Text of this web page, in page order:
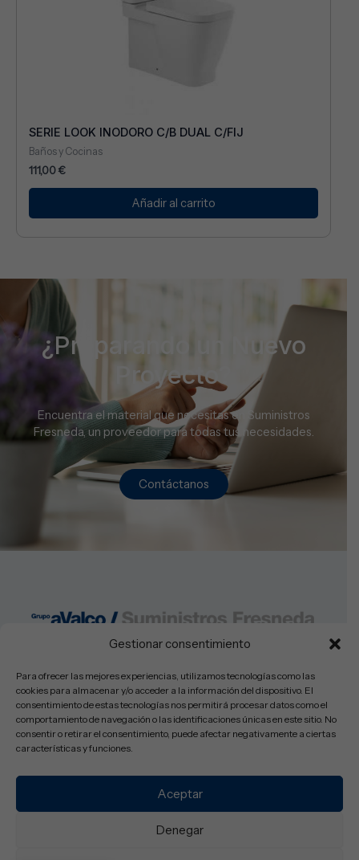
Gestionar consentimiento
Para ofrecer las mejores experiencias, utilizamos tecnologías como las
cookies para almacenar y/o acceder a la información del dispositivo. El
consentimiento de estas tecnologías nos permitirá procesar datos como el
comportamiento de navegación o las identificaciones únicas en este sitio. No
consentir o retirar el consentimiento, puede afectar negativamente a ciertas
características y funciones.
Aceptar
Denegar
SERIE LOOK INODORO C/B DUAL C/FIJ
Baños y Cocinas
111,00€
Añadir al carrito
¿Preparando un Nuevo
Proyecto?
Encuentra el material que necesitas en Suministros
Fresneda, un proveedor para todas tus necesidades.
Contáctanos
Lunes a Viernes: 08:30-14:00h y 16:00-19:30
© Copyright 2025 Suministros Fresneda SL – Todos los derechos
reservados.